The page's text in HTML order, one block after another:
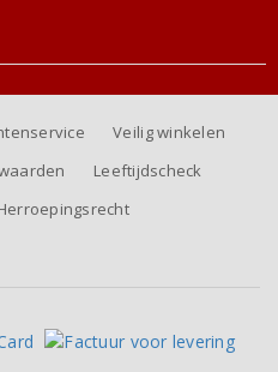
Veilig winkelen
Leeftijdscheck